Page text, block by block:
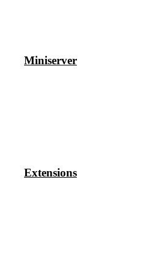
Miniserver
Extensions